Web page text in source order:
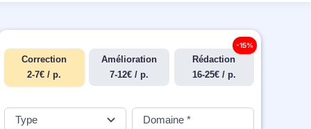
Correction
2-7€ / p.
Amélioration
7-12€ / p.
Rédaction
16-25€ / p.
-15%